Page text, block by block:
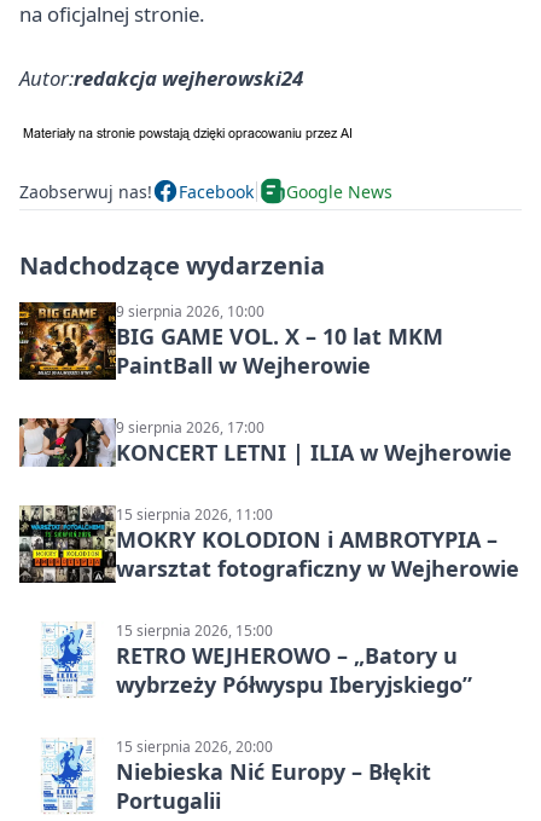
na oficjalnej stronie.
Autor:redakcja wejherowski24
Zaobserwuj nas! Facebook Google News
Nadchodzące wydarzenia
9 sierpnia 2026, 10:00
BIG GAME VOL. X – 10 lat MKM
PaintBall w Wejherowie
9 sierpnia 2026, 17:00
KONCERT LETNI | ILIA w Wejherowie
15 sierpnia 2026, 11:00
MOKRY KOLODION i AMBROTYPIA –
warsztat fotograficzny w Wejherowie
15 sierpnia 2026, 15:00
RETRO WEJHEROWO – „Batory u
wybrzeży Półwyspu Iberyjskiego”
15 sierpnia 2026, 20:00
Niebieska Nić Europy – Błękit
Portugalii